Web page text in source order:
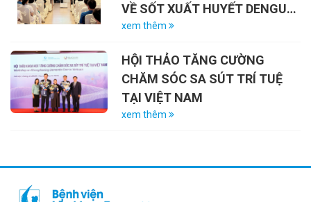
VỀ SỐT XUẤT HUYẾT DENGUE
VÀ VAI TRÒ CỦA VẮC-XIN
xem thêm
HỘI THẢO TĂNG CƯỜNG
CHĂM SÓC SA SÚT TRÍ TUỆ
TẠI VIỆT NAM
xem thêm